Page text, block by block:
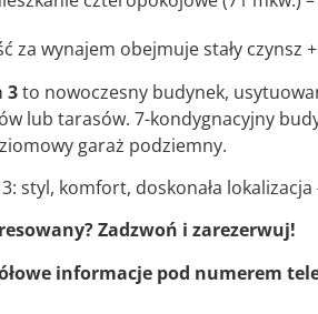
za wynajem obejmuje stały czynsz
3to nowoczesny budynek,
lub tarasów. 7-kondygnacyjny
garaż podziemny.
styl, komfort, doskonała
Zadzwoń i zarezerwuj!
informacje pod numerem